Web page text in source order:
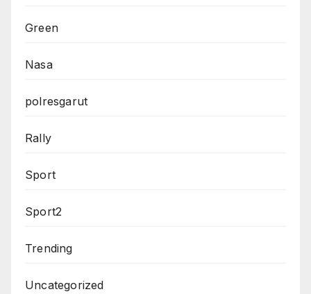
Green
Nasa
polresgarut
Rally
Sport
Sport2
Trending
Uncategorized